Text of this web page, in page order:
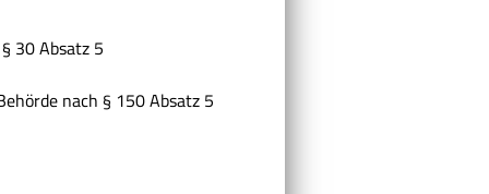
30 Absatz 5
nach § 150 Absatz 5